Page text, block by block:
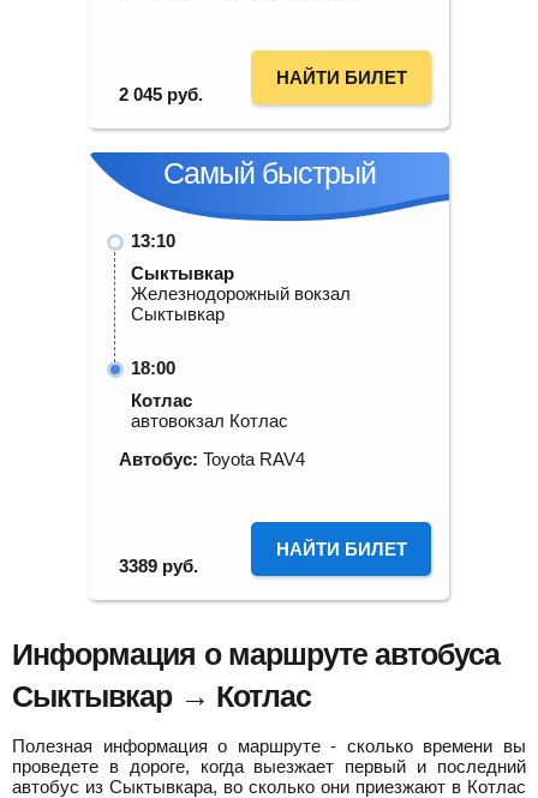
2 045 руб.
НАЙТИ БИЛЕТ
Самый быстрый
13:10
Сыктывкар
Железнодорожный вокзал
Сыктывкар
18:00
Котлас
автовокзал Котлас
Автобус: Toyota RAV4
3389 руб.
НАЙТИ БИЛЕТ
Информация о маршруте автобуса
Сыктывкар → Котлас
Полезная информация о маршруте - сколько времени вы
проведете в дороге, когда выезжает первый и последний
автобус из Сыктывкара, во сколько они приезжают в Котлас